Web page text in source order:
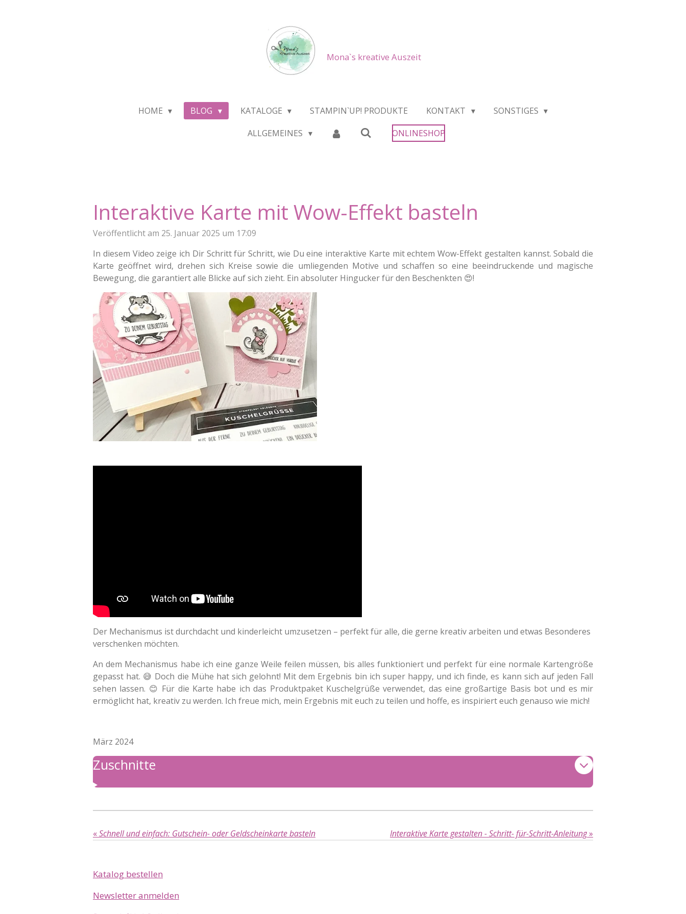
Mona`s kreative Auszeit
HOME BLOG KATALOGE STAMPIN`UP! PRODUKTE KONTAKT
SONSTIGES
ALLGEMEINES
ONLINESHOP
Interaktive Karte mit Wow-Effekt basteln
Veröffentlicht am 25. Januar 2025 um 17:09
In diesem Video zeige ich Dir Schritt für Schritt, wie Du eine interaktive Karte mit echtem Wow-Effekt gestalten kannst. Sobald die
Karte geöffnet wird, drehen sich Kreise sowie die umliegenden Motive und schaffen so eine beeindruckende und magische
Bewegung, die garantiert alle Blicke auf sich zieht. Ein absoluter Hingucker für den Beschenkten 😍!
Der Mechanismus ist durchdacht und kinderleicht umzusetzen – perfekt für alle, die gerne kreativ arbeiten und etwas Besonderes
verschenken möchten.
An dem Mechanismus habe ich eine ganze Weile feilen müssen, bis alles funktioniert und perfekt für eine normale Kartengröße
gepasst hat. 😅 Doch die Mühe hat sich gelohnt! Mit dem Ergebnis bin ich super happy, und ich finde, es kann sich auf jeden Fall
sehen lassen. 😊 Für die Karte habe ich das Produktpaket Kuschelgrüße verwendet, das eine großartige Basis bot und es mir
ermöglicht hat, kreativ zu werden. Ich freue mich, mein Ergebnis mit euch zu teilen und hoffe, es inspiriert euch genauso wie mich!
März 2024
Zuschnitte
«Schnell und einfach: Gutschein- oder Geldscheinkarte basteln Interaktive Karte gestalten - Schritt- für-Schritt-Anleitung»
Katalog bestellen
Newsletter anmelden